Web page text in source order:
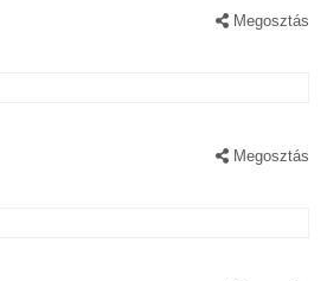
Megosztás
Megosztás